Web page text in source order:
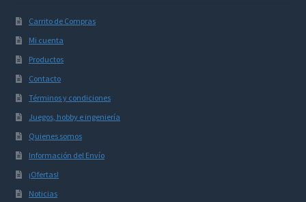
Carrito de Compras
Mi cuenta
Productos
Contacto
Términos y condiciones
Juegos, hobby e ingeniería
Quienes somos
Información del Envío
¡Ofertas!
Noticias